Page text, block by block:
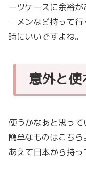
ーツケースに余裕
ーメンなど持って
時にいいですよね。
意外と
使うかなあと思っ
簡単なものはこちら。
あえて日本から持っ